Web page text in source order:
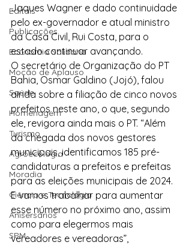
Editais
Publicações
Economia Solidária
Moção de Aplauso
Saúde
Homenagem
Turismo
Agroecologia
Moradia
Ciência e Tecnologia
Anisersários
SPM
Jaques Wagner e dado continuidade
pelo ex-governador e atual ministro
da Casa Civil, Rui Costa, para o
estado continuar avançando.
O secretário de Organização do PT
Bahia, Osmar Galdino (Jojó), falou
ainda sobre a filiação de cinco novos
prefeitos neste ano, o que, segundo
ele, revigora ainda mais o PT. “Além
da chegada dos novos gestores
municipais, identificamos 185 pré-
candidaturas a prefeitos e prefeitas
para as eleições municipais de 2024.
E vamos trabalhar para aumentar
esse número no próximo ano, assim
como para elegermos mais
vereadores e vereadoras”,